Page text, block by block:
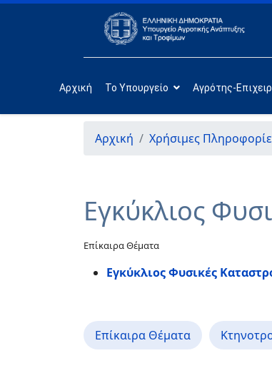
Αρχική Το Υπουργείο Αγρότης-
Αρχική Χρήσιμες
Εγκύκλιος
Επίκαιρα Θέματα
Εγκύκλιος Φυσικές
Επίκαιρα Θέματα